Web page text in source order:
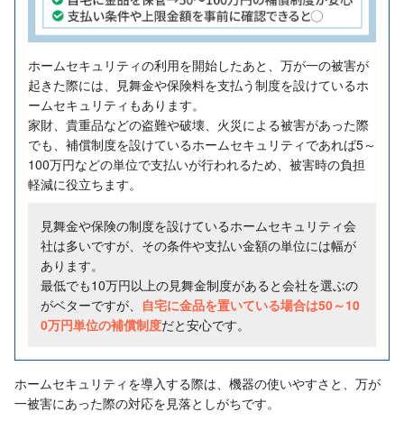
ホームセキュリティの利用を開始したあと、万が一の被害が
起きた際には、見舞金や保険料を支払う制度を設けているホ
ームセキュリティもあります。
家財、貴重品などの盗難や破壊、火災による被害があった際
でも、補償制度を設けているホームセキュリティであれば5～
100万円などの単位で支払いが行われるため、被害時の負担
軽減に役立ちます。
見舞金や保険の制度を設けているホームセキュリティ会
社は多いですが、その条件や支払い金額の単位には幅が
あります。
最低でも10万円以上の見舞金制度があると会社を選ぶの
がベターですが、 自宅に金品を置いている場合は50～10
0万円単位の補償制度だと安心です。
ホームセキュリティを導入する際は、機器の使いやすさと、万が
一被害にあった際の対応を見落としがちです。